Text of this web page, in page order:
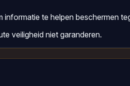
te helpen beschermen
veiligheid niet garanderen.